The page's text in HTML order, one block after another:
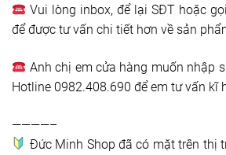
Vui lòng inbox, để lại SĐT hoặc
để được tư vấn chi tiết hơn về sản
Anh chị em cửa hàng muốn nhập
Hotline 0982.408.690 để em tư vấn kĩ
————–
Đức Minh Shop đã có mặt trên thị